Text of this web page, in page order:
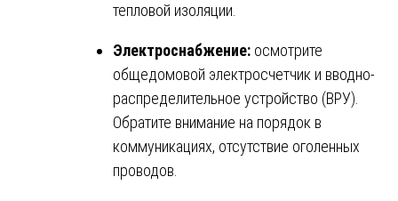
тепловой изоляции.
Электроснабжение: осмотрите
общедомовой электросчетчик и вводно-
распределительное устройство (ВРУ).
Обратите внимание на порядок в
коммуникациях, отсутствие оголенных
проводов.